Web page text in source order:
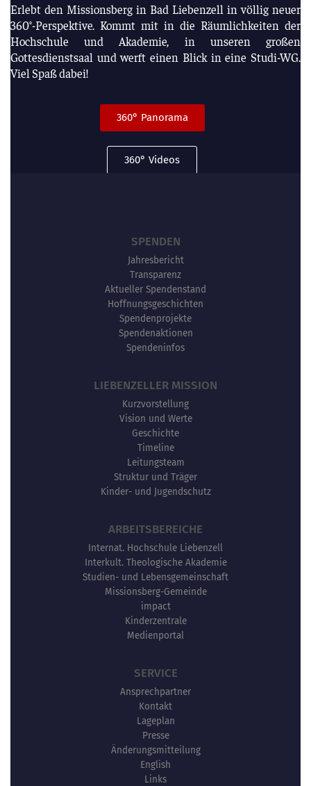
Erlebt den Missionsberg in Bad Liebenzell in völlig neuer
360°-Perspektive. Kommt mit in die Räumlichkeiten der
Hochschule und Akademie, in unseren großen
Gottesdienstsaal und werft einen Blick in eine Studi-WG.
Viel Spaß dabei!
360° Panorama
360° Videos
SPENDEN
Jahresbericht
Transparenz
Aktueller Spendenstand
Hoffnungsgeschichten
Spendenprojekte
Spendenaktionen
Spendeninfos
LIEBENZELLER MISSION
Kurzvorstellung
Vision und Werte
Geschichte
Timeline
Leitungsteam
Struktur und Träger
Kinder- und Jugendschutz
ARBEITSBEREICHE
Internat. Hochschule Liebenzell
Interkult. Theologische Akademie
Studien- und Lebensgemeinschaft
Missionsberg-Gemeinde
impact
Kinderzentrale
Medienportal
SERVICE
Ansprechpartner
Kontakt
Lageplan
Presse
Änderungsmitteilung
English
Links